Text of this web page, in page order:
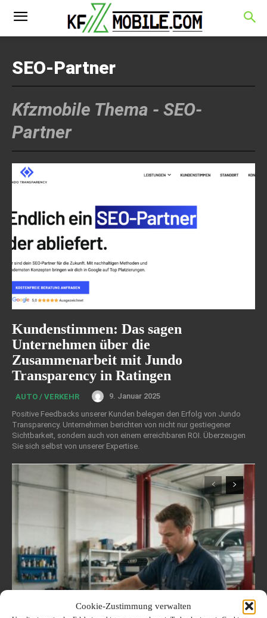
Cookie-Zustimmung verwalten
SEO-Partner
Kfzmobile Thema - SEO-
Partner
Kundenstimmen: Das sagen
Unternehmen über die
Zusammenarbeit mit Jundo
Transparency in Ratingen
AUTO / VERKEHR
9. Januar 2025
Positive Feedbacks unserer Kunden belegen den Erfolg von Jundo
Transparency. Unternehmen berichten von nicht nur gestiegener
Sichtbarkeit, sondern auch von einem erreichbaren ROI. Überzeugen
Sie sich selbst von unserer Expertise.
Motorschaden Bewertung: